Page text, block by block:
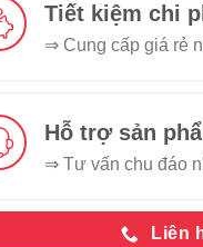
Tiết kiệm chi
⇒ Cung cấp giá rẻ
Hỗ trợ sản
⇒ Tư vấn chu đáo
Liên